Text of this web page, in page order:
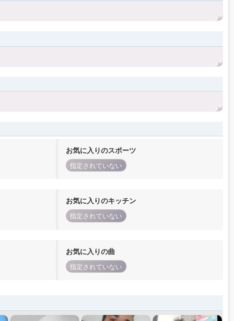
お気に入りのスポーツ
指定されていない
お気に入りのキッチン
指定されていない
お気に入りの曲
指定されていない